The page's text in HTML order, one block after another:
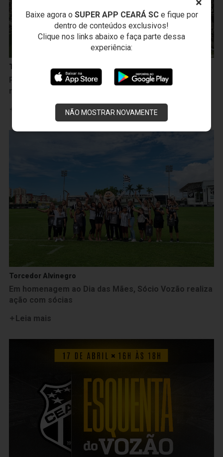
Baixe agora o SUPER APP CEARÁ SCe fique por
dentro de conteúdos exclusivos!
Clique nos links abaixo e faça parte dessa
experiência:
NÃO MOSTRAR NOVAMENTE
Torcedor Alvinegro
Principal organizada do Vozão, Cearamor estreia
maior bandeirão do Brasil em Clássico-Rei
Torcedor Alvinegro
Em homenagem ao Dia das Mães, Sócio Vozão realiza
ação com sócias
Leia mais